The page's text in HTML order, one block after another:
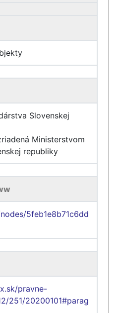
Slovenskej
Ministerstvom
republiky
5feb1e8b71c6dd
pravne-
251/20200101#parag